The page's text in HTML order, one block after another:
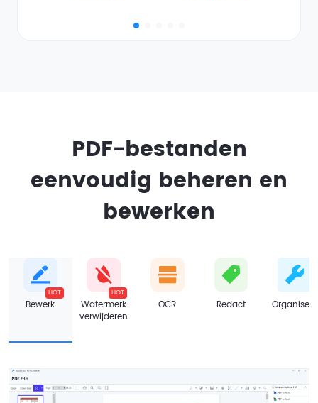
PDF-bestanden
eenvoudig beheren en
bewerken
Bewerk
HOT
Watermerk
verwijderen
HOT
OCR Redact Organiseer